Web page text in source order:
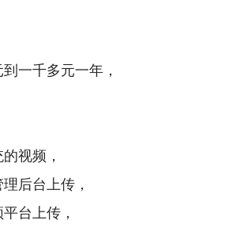
一千多元一年，
视频，
后台上传，
台上传，